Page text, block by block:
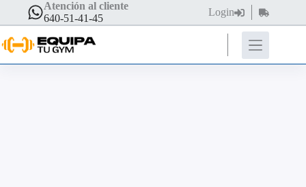
Atención al cliente
640-51-41-45
Login